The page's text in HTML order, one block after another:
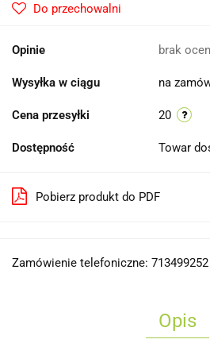
Do przechowalni
Opinie brak ocen
Wysyłka w ciągu na
Cena przesyłki 20
Dostępność Towar
Pobierz produkt do PDF
Zamówienie telefoniczne: 713499252
Opis